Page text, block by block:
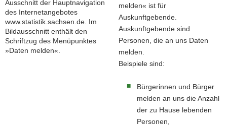
melden« ist für
Auskunftgebende.
Auskunftgebende sind
Personen, die an uns Daten
melden.
Beispiele sind:
Bürgerinnen und Bürger
melden an uns die Anzahl
der zu Hause lebenden
Personen,